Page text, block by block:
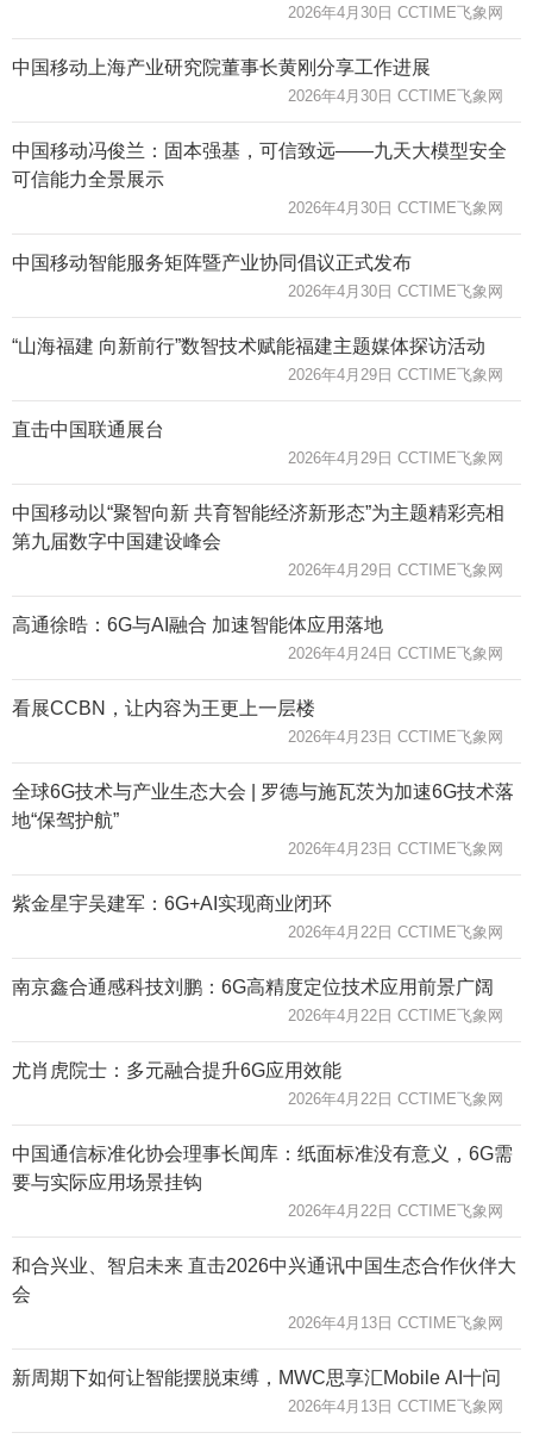
2026年4月30日 CCTIME飞象网
中国移动上海产业研究院董事长黄刚分享工作进展
2026年4月30日 CCTIME飞象网
中国移动冯俊兰：固本强基，可信致远——九天大模型安全
可信能力全景展示
2026年4月30日 CCTIME飞象网
中国移动智能服务矩阵暨产业协同倡议正式发布
2026年4月30日 CCTIME飞象网
“山海福建 向新前行”数智技术赋能福建主题媒体探访活动
2026年4月29日 CCTIME飞象网
直击中国联通展台
2026年4月29日 CCTIME飞象网
中国移动以“聚智向新 共育智能经济新形态”为主题精彩亮相
第九届数字中国建设峰会
2026年4月29日 CCTIME飞象网
高通徐晧：6G与AI融合 加速智能体应用落地
2026年4月24日 CCTIME飞象网
看展CCBN，让内容为王更上一层楼
2026年4月23日 CCTIME飞象网
全球6G技术与产业生态大会 | 罗德与施瓦茨为加速6G技术落
地“保驾护航”
2026年4月23日 CCTIME飞象网
紫金星宇吴建军：6G+AI实现商业闭环
2026年4月22日 CCTIME飞象网
南京鑫合通感科技刘鹏：6G高精度定位技术应用前景广阔
2026年4月22日 CCTIME飞象网
尤肖虎院士：多元融合提升6G应用效能
2026年4月22日 CCTIME飞象网
中国通信标准化协会理事长闻库：纸面标准没有意义，6G需
要与实际应用场景挂钩
2026年4月22日 CCTIME飞象网
和合兴业、智启未来 直击2026中兴通讯中国生态合作伙伴大
会
2026年4月13日 CCTIME飞象网
新周期下如何让智能摆脱束缚，MWC思享汇Mobile AI十问
2026年4月13日 CCTIME飞象网